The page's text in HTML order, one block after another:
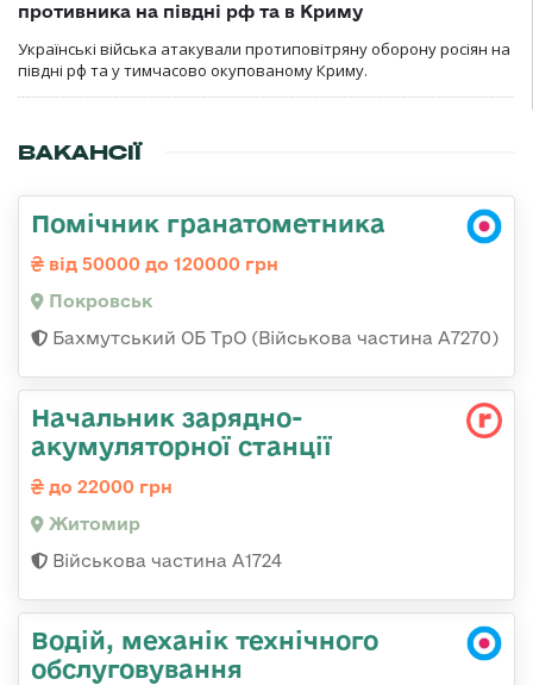
противника на півдні рф та в Криму
Українські війська атакували протиповітряну оборону росіян на
півдні рф та у тимчасово окупованому Криму.
ВАКАНСІЇ
Помічник гранатометника
від 50000 до 120000 грн
Покровськ
Бахмутський ОБ ТрО (Військова частина А7270)
Начальник зарядно-
акумуляторної станції
до 22000 грн
Житомир
Військова частина А1724
Водій, механік технічного
обслуговування